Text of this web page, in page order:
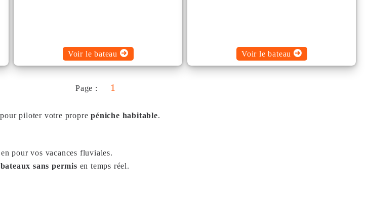
Voir le bateau Voir le bateau
Page :
1
pour piloter votre proprepéniche habitable.
pour vos vacances fluviales.
sans permis en temps réel.